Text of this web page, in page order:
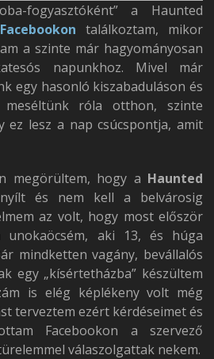
fogyasztóként” a Haunted
Facebookon találkoztam, mikor
a szinte már hagyományosan
napunkhoz. Mivel már
egy hasonló kiszabaduláson és
meséltünk róla otthon, szinte
ez lesz a nap csúcspontja, amit
megörültem, hogy a Haunted
és nem kell a belvárosig
az volt, hogy most először
aki 13, és húga
mindketten vagány, bevállalós
egy „kísértetházba” készültem
is elég képlékeny volt még
terveztem ezért kérdéseimet és
Facebookon a szervező
válaszolgattak nekem.